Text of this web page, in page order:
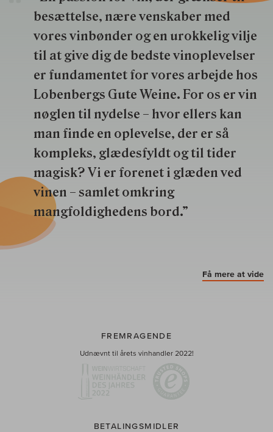
besættelse, nære venskaber med
vores vinbønder og en urokkelig vilje
til at give dig de bedste vinoplevelser
er fundamentet for vores arbejde hos
Lobenbergs Gute Weine. For os er vin
nøglen til nydelse – hvor ellers kan
man finde en oplevelse, der er så
kompleks, glædesfyldt og til tider
magisk? Vi er forenet i glæden ved
vinen – samlet omkring
mangfoldighedens bord.”
Få mere at vide
FREMRAGENDE
Udnævnt til årets vinhandler 2022!
BETALINGSMIDLER